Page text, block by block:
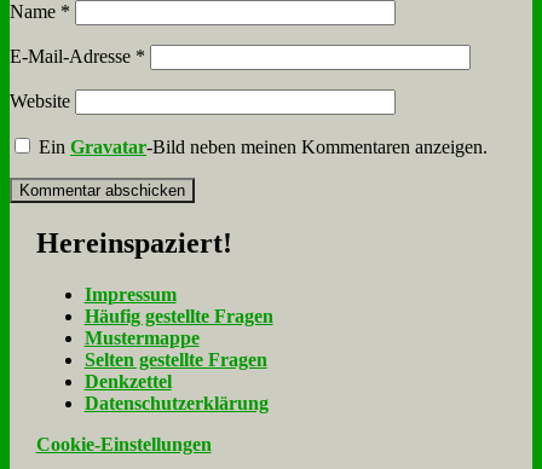
Name *
E-Mail-Adresse *
Website
EinGravatar-Bild neben meinen Kommentaren anzeigen.
Her­ein­spa­ziert!
Im­pres­sum
Häu­fig ge­stell­te Fra­gen
Mu­ster­map­pe
Sel­ten ge­stell­te Fra­gen
Denk­zet­tel
Da­ten­schutz­er­klä­rung
Cookie-Einstellungen